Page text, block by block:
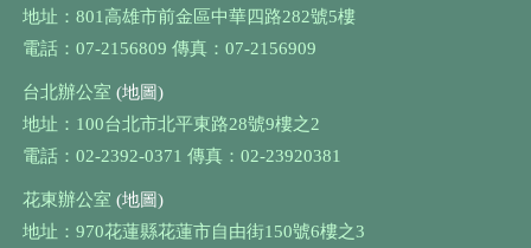
地址：801高雄市前金區中華四路282號5樓
電話：07-2156809 傳真：07-2156909
台北辦公室 (地圖)
地址：100台北市北平東路28號9樓之2
電話：02-2392-0371 傳真：02-23920381
花東辦公室 (地圖)
地址：970花蓮縣花蓮市自由街150號6樓之3